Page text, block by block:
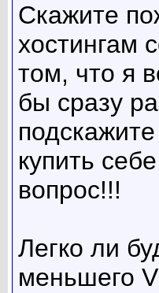
Скажите
хостингам
том, что я
бы сразу
купить
вопрос!!!
Легко ли
меньшего